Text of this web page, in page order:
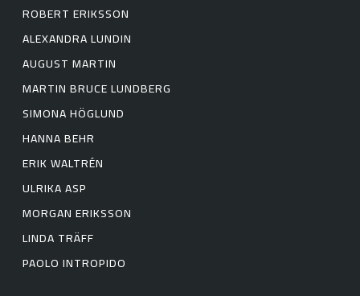
ROBERT ERIKSSON
ALEXANDRA LUNDIN
AUGUST MARTIN
MARTIN BRUCE LUNDBERG
SIMONA HÖGLUND
HANNA BEHR
ERIK WALTRÉN
ULRIKA ASP
MORGAN ERIKSSON
LINDA TRÄFF
PAOLO INTROPIDO